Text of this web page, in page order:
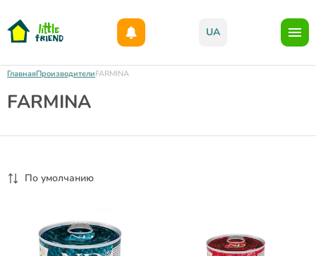
UA
ГлавнаяПроизводителиFARMINA
FARMINA
По умолчанию